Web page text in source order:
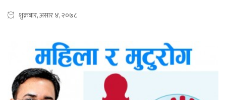
शुक्रबार, असार ४, २०७८